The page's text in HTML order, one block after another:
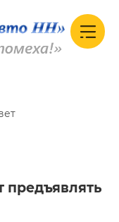
предъявлять